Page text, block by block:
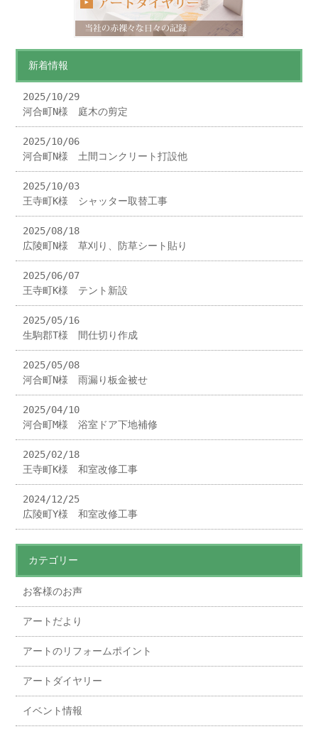
新着情報
2025/10/29
河合町N様 庭木の剪定
2025/10/06
河合町N様 土間コンクリート打設他
2025/10/03
王寺町K様 シャッター取替工事
2025/08/18
広陵町N様 草刈り、防草シート貼り
2025/06/07
王寺町K様 テント新設
2025/05/16
生駒郡T様 間仕切り作成
2025/05/08
河合町N様 雨漏り板金被せ
2025/04/10
河合町M様 浴室ドア下地補修
2025/02/18
王寺町K様 和室改修工事
2024/12/25
広陵町Y様 和室改修工事
カテゴリー
お客様のお声
アートだより
アートのリフォームポイント
アートダイヤリー
イベント情報